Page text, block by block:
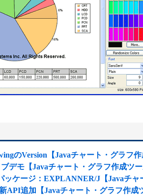
のVersion【Javaチャート・グラフ作
デモ【Javaチャート・グラフ作成ツー
ッケージ：EXPLANNER/J【Javaチャ
API追加【Javaチャート・グラフ作成